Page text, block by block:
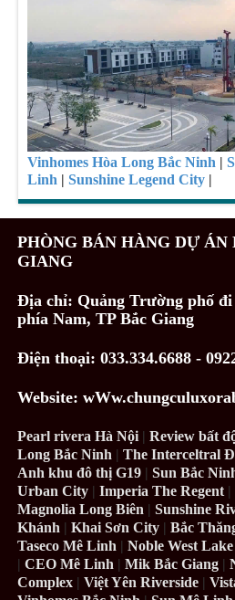
Vinhomes Hòa Long Bắc Ninh |
Linh |Sunshine Legend City |
PHÒNG BÁN HÀNG DỰ ÁN
GIANG
Địa chỉ:Quảng Trường phố
phía Nam, TP Bắc Giang
Điện thoại: 033.334.6688 -
Website:
Pearl rivera Hà Nội |Review bất
Long Bắc Ninh |The Interceltral
Anh khu đô thị G19 |Sun Bắc
Urban City |Imperia The Regent |
Magnolia Long Biên |Sunshine
Khánh |Khai Sơn City |Bắc
Taseco Mê Linh |Noble West
|CEO Mê Linh |Mik Bắc Giang |
Complex |Việt Yên Riverside |